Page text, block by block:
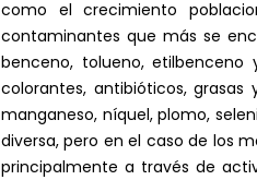
como el crecimiento
contaminantes que más se
benceno, tolueno, etilbenceno
colorantes, antibióticos,
manganeso, níquel, plomo,
diversa, pero en el caso de los
principalmente a través de